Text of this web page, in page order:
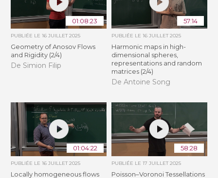
01:08:23
PUBLIÉE LE16 JUILLET 2025
Geometry of Anosov Flows
and Rigidity (2/4)
De Simion Filip
57:14
PUBLIÉE LE 16 JUILLET 2025
Harmonic maps in high-
dimensional spheres,
representations and random
matrices (2/4)
De Antoine Song
01:04:22
PUBLIÉE LE16 JUILLET 2025
Locally homogeneous flows
58:28
PUBLIÉE LE 17 JUILLET 2025
Poisson–Voronoi Tessellations